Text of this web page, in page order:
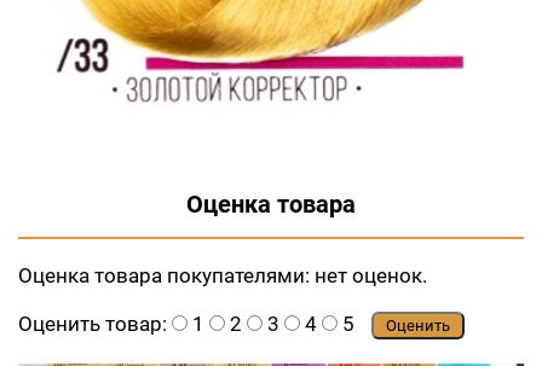
Оценка товара
Оценка товара покупателями: нет оценок.
Оценить товар:
1 2 3 4 5 Оценить